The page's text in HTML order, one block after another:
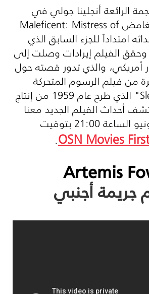
الرائعة أنجلينا جولي في
Maleficent: Mistress of
امتداداً للجزء السابق الذي
عام 2014، وحقق الفيلم إيرادات وصلت إلى
أمريكي، والذي تدور قصته حول
من فيلم الرسوم المتحركة
" الذي طرح عام 1959 من إنتاج
أحداث الفيلم الجديد معنا
يوم الجمعة 5 يونيو الساعة 21:00 بتوقيت
OSN Movies First
.
Artemis
جريمة أجنبي